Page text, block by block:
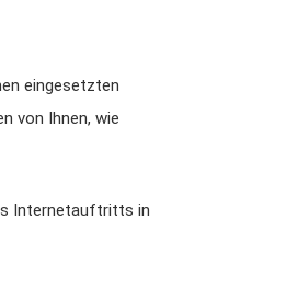
eingesetzten
von Ihnen, wie
Internetauftritts in